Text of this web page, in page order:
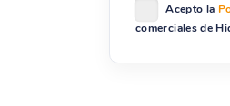
Acepto la
comerciales de